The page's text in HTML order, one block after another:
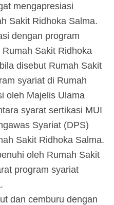
mengapresiasi
Sakit Ridhoka Salma.
dengan program
Sakit Ridhoka
disebut Rumah Sakit
syariat di Rumah
oleh Majelis Ulama
syarat sertikasi MUI
Syariat (DPS)
Sakit Ridhoka Salma.
oleh Rumah Sakit
program syariat
dan cemburu dengan